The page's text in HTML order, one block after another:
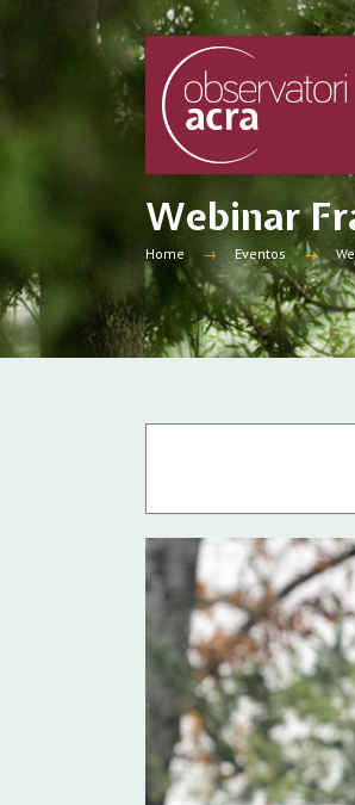
content
Webinar
Home Eventos